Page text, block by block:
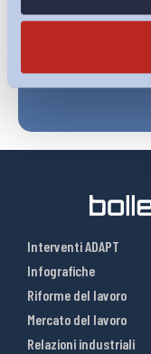
Interventi ADAPT
Infografiche
Riforme del lavoro
Mercato del lavoro
Relazioni industriali